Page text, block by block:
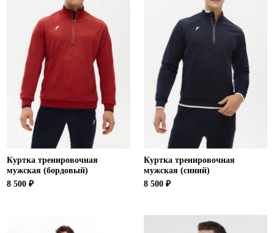
Куртка тренировочная
мужская (бордовый)
8 500 ₽
Куртка тренировочная
мужская (синий)
8 500 ₽